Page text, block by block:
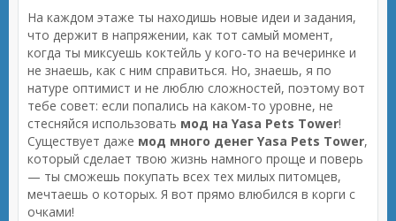
На каждом этаже ты находишь новые идеи и задания,
что держит в напряжении, как тот самый момент,
когда ты миксуешь коктейль у кого-то на вечеринке и
не знаешь, как с ним справиться. Но, знаешь, я по
натуре оптимист и не люблю сложностей, поэтому вот
тебе совет: если попались на каком-то уровне, не
стесняйся использовать мод на Yasa Pets Tower!
Существует даже мод много денег Yasa Pets Tower,
который сделает твою жизнь намного проще и поверь
— ты сможешь покупать всех тех милых питомцев,
мечтаешь о которых. Я вот прямо влюбился в корги с
очками!